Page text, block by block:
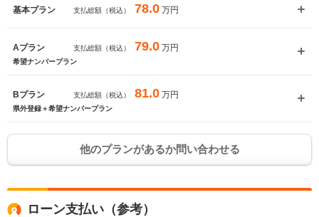
基本プラン 支払総額（税込） 78.0 万円
Aプラン 支払総額（税込） 79.0 万円
希望ナンバープラン
Bプラン 支払総額（税込） 81.0 万円
県外登録＋希望ナンバープラン
他のプランがあるか問い合わせる
ローン支払い（参考）